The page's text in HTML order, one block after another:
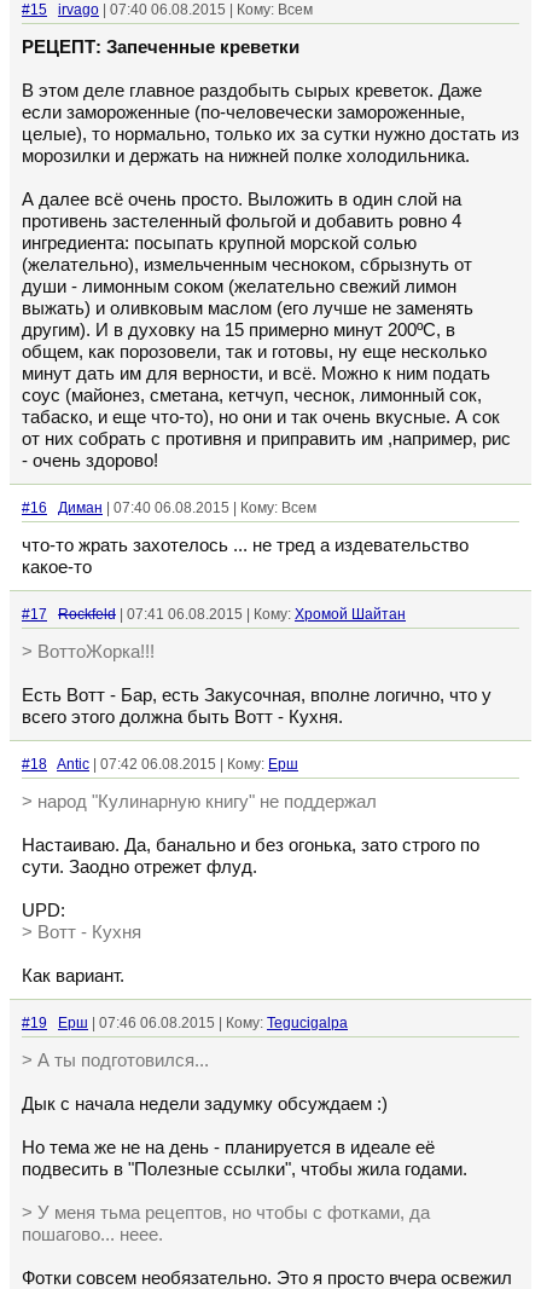
#15 irvago | 07:40 06.08.2015 | Кому: Всем
РЕЦЕПТ: Запеченные креветки
В этом деле главное раздобыть сырых креветок. Даже
если замороженные (по-человечески замороженные,
целые), то нормально, только их за сутки нужно достать из
морозилки и держать на нижней полке холодильника.
А далее всё очень просто. Выложить в один слой на
противень застеленный фольгой и добавить ровно 4
ингредиента: посыпать крупной морской солью
(желательно), измельченным чесноком, сбрызнуть от
души - лимонным соком (желательно свежий лимон
выжать) и оливковым маслом (его лучше не заменять
другим). И в духовку на 15 примерно минут 200ºС, в
общем, как порозовели, так и готовы, ну еще несколько
минут дать им для верности, и всё. Можно к ним подать
соус (майонез, сметана, кетчуп, чеснок, лимонный сок,
табаско, и еще что-то), но они и так очень вкусные. А сок
от них собрать с противня и приправить им ,например, рис
- очень здорово!
#16 Диман | 07:40 06.08.2015 | Кому: Всем
что-то жрать захотелось ... не тред а издевательство
какое-то
#17 Rockfeld | 07:41 06.08.2015 | Кому: Хромой Шайтан
> ВоттоЖорка!!!
Есть Вотт - Бар, есть Закусочная, вполне логично, что у
всего этого должна быть Вотт - Кухня.
#18 Antic | 07:42 06.08.2015 | Кому: Ерш
> народ "Кулинарную книгу" не поддержал
Настаиваю. Да, банально и без огонька, зато строго по
сути. Заодно отрежет флуд.
UPD:
> Вотт - Кухня
Как вариант.
#19 Ерш | 07:46 06.08.2015 | Кому: Tegucigalpa
> А ты подготовился...
Дык с начала недели задумку обсуждаем :)
Но тема же не на день - планируется в идеале её
подвесить в "Полезные ссылки", чтобы жила годами.
> У меня тьма рецептов, но чтобы с фотками, да
пошагово... неее.
Фотки совсем необязательно. Это я просто вчера освежил